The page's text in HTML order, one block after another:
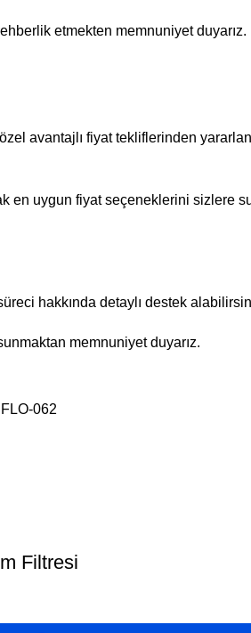
etmekten memnuniyet duyarız.
avantajlı fiyat tekliflerinden
uygun fiyat seçeneklerini sizlere
hakkında detaylı destek
memnuniyet duyarız.
062
Filtresi